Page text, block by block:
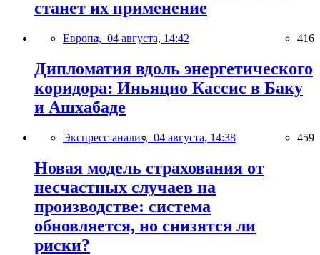
станет их применение
Европа, 04 августа, 14:42 416
Дипломатия вдоль энергетического
коридора: Иньяцио Кассис в Баку
и Ашхабаде
Экспресс-анализ, 04 августа, 14:38 459
Новая модель страхования от
несчастных случаев на
производстве: система
обновляется, но снизятся ли
риски?